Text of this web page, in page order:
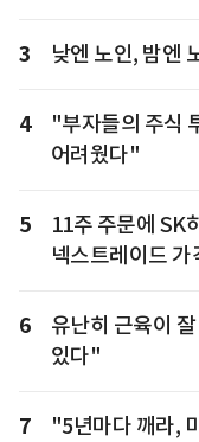
3 낮엔 노인, 밤엔
4
"부자들의 주식
어려웠다"
5
11주 주문에
넥스트레이드 가
6
유난히 근육이
있다"
7
"5년마다 깨라,